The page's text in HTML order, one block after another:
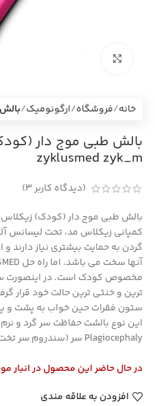
خانه فروشگاه ارگونومیک
بالش طبی موج دار
zyklusmed zyk_m
(دیدگاه کاربر3
)
کمپانی زیکلاس مد، تحت لیسانس
گردن به حمایت بیشتری نیاز دارند
مخصوص کودک است. در اینصورت
ترین و خنثی ترین حالت خود قرار
ستون فقرات حین خواب به پشت و
این نوع بالشت حفاظت سر گرد و
Plagiocephaly سر (سندروم سر تخت) است.
در حال حاضر این محصول در
افزودن به علاقه مندی